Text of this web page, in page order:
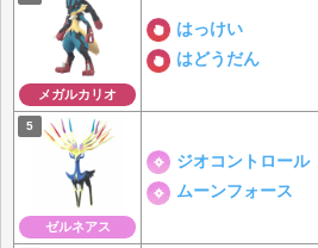
メガルカリオ
はっけい
はどうだん
ゼルネアス
ジオコントロール
ムーンフォース